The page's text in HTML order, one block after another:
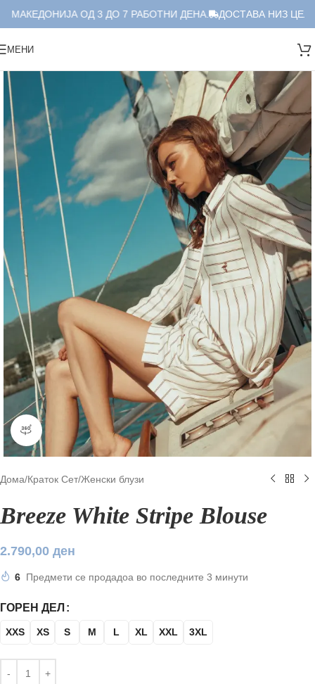
МАКЕДОНИЈА ОД 3 ДО 7 РАБОТНИ ДЕНА. ДОСТАВА НИЗ ЦЕЛА
МЕНИ
360 производ видите
Дома/Краток Сет/Женски блузи
Breeze White Stripe Blouse
2.790,00 ден
6 Предмети се продадоа во последните 3 минути
ГОРЕН ДЕЛ
XXS XS S M L XL XXL 3XL